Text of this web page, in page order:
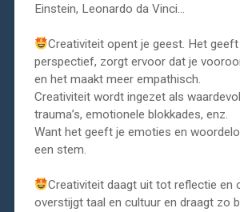
Einstein, Leonardo da Vinci…⁣
Creativiteit opent je geest. Het
perspectief, zorgt ervoor dat je
en het maakt meer empathisch.
⁣Creativiteit wordt ingezet als
trauma’s, emotionele blokkades, enz. ⁣
Want het geeft je emoties en
een stem. ⁣
Creativiteit daagt uit tot reflectie en
overstijgt taal en cultuur en draagt zo